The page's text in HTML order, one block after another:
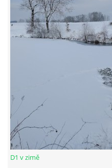
SKUHROVSKÝ ZPRAVODAJ
D1 v zimě